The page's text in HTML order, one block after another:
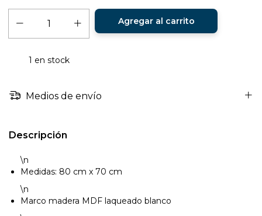
1 en stock
Medios de envío
Descripción
\n
Medidas: 80 cm x 70 cm
\n
Marco madera MDF laqueado blanco